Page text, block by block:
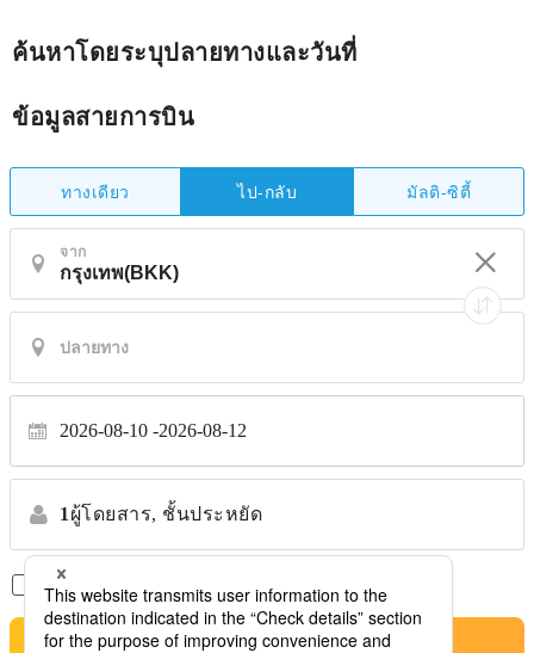
ค้นหาโดยระบุปลายทางและวันที่
ข้อมูลสายการบิน
ทางเดียว ไป-กลับ มัลติ-ซิตี้
จาก
2026-08-10 2026-08-12
1 ผู้โดยสาร, ชั้นประหยัด
เที่ยวบินตรงเท่านั้น *ไม่รับการโอนย้าย
ค้นหาตั๋วเครื่องบินที่ดีที่สุด